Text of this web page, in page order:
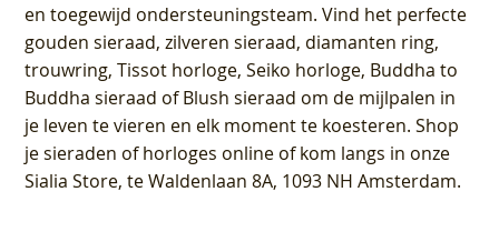
en toegewijd ondersteuningsteam. Vind het perfecte
gouden sieraad, zilveren sieraad, diamanten ring,
trouwring, Tissot horloge, Seiko horloge, Buddha to
Buddha sieraad of Blush sieraad om de mijlpalen in
je leven te vieren en elk moment te koesteren. Shop
je sieraden of horloges online of kom langs in onze
Sialia Store, te Waldenlaan 8A, 1093 NH Amsterdam.